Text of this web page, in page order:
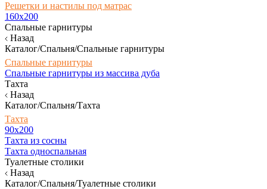
Решетки и настилы под матрас
160х200
Спальные гарнитуры
Назад
Каталог/Спальня/Спальные гарнитуры
Спальные гарнитуры
Спальные гарнитуры из массива дуба
Тахта
Назад
Каталог/Спальня/Тахта
Тахта
90х200
Тахта из сосны
Тахта односпальная
Туалетные столики
Назад
Каталог/Спальня/Туалетные столики